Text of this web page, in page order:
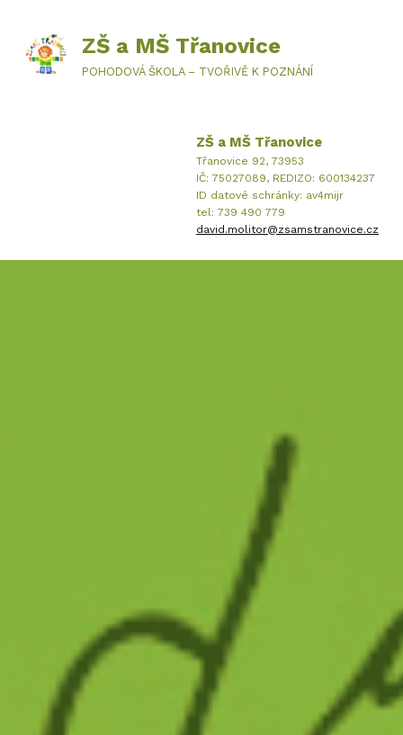
ZŠ a MŠ Třanovice
POHODOVÁ ŠKOLA – TVOŘIVĚ K POZNÁNÍ
ZŠ a MŠ Třanovice
Třanovice 92, 73953
IČ: 75027089, REDIZO: 600134237
ID datové schránky: av4mijr
tel: 739 490 779
david.molitor@zsamstranovice.cz